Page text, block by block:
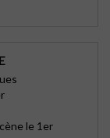
le 1er